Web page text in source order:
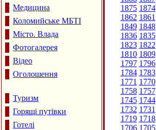
Медицина
Коломийське МБТІ
Місто. Влада
Фотогалерея
Відео
Оголошення
Туризм
Горящі путівки
Готелі
1875 1874
1862 1861
1849 1848
1836 1835
1823 1822
1810 1809
1797 1796
1784 1783
1771 1770
1758 1757
1745 1744
1732 1731
1719 1718
1706 1705